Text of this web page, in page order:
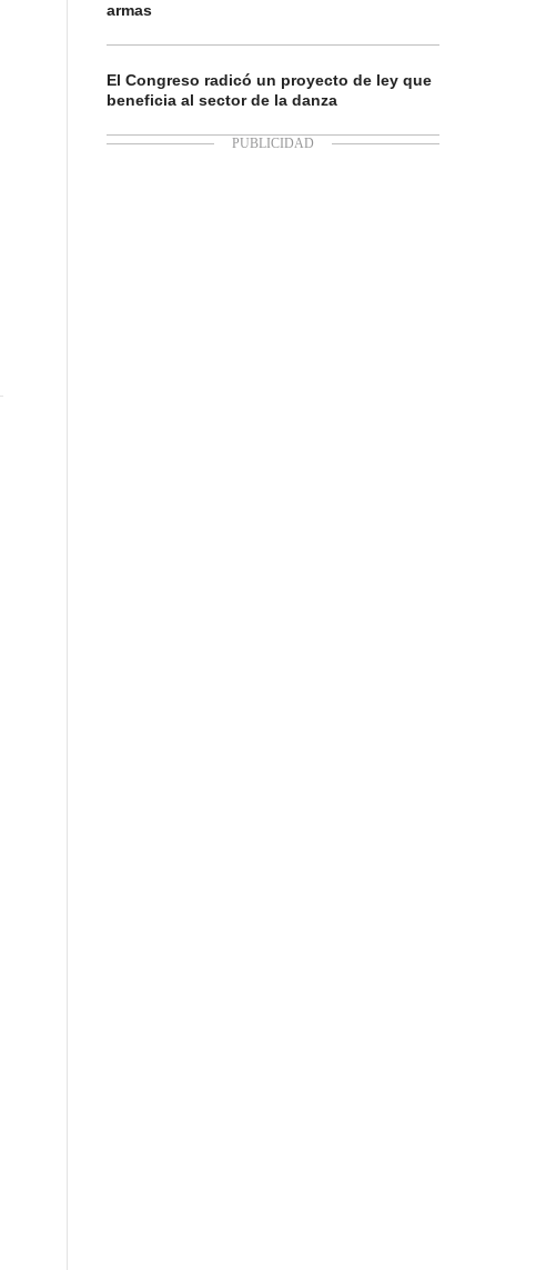
armas
El Congreso radicó un proyecto de ley que
beneficia al sector de la danza